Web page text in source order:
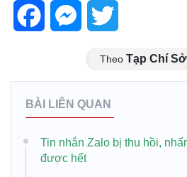
FacebookMessenger
Theo Tạp Chí
BÀI LIÊN QUAN
Tin nhắn Zalo bị thu hồi,
được hết